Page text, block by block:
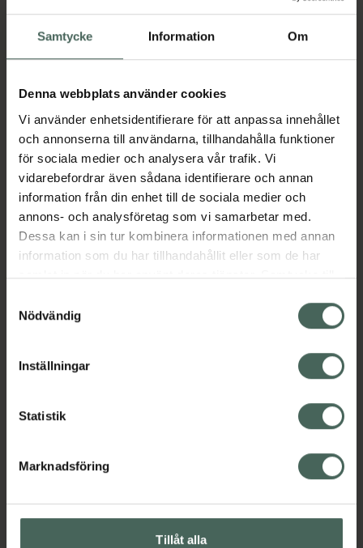
Samtycke Information Om
Denna webbplats använder cookies
Vi använder enhetsidentifierare för att anpassa innehållet
och annonserna till användarna, tillhandahålla funktioner
för sociala medier och analysera vår trafik. Vi
vidarebefordrar även sådana identifierare och annan
information från din enhet till de sociala medier och
annons- och analysföretag som vi samarbetar med.
Dessa kan i sin tur kombinera informationen med annan
information som du har tillhandahållit eller som de har
samlat in när du har använt deras tjänster. Samtycke till
återkalla ditt samtycke via webbplatsens
cookieinställningar. Ett återkallat samtycke påverkar inte
lagligheten av behandling som skett innan återkallelsen.
Nödvändig
Inställningar
Statistik
Marknadsföring
Tillåt alla
Köp via ditt recept
Beskrivning Dölj
Läs alltid bipacksedeln innan
användning.
00191778015096
syd till Lappland i norr, och online i mobilen och på
hjälpa just dig att må lite bättre. Välkommen att prata
Kundservice